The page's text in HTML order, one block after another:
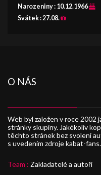
Narozeniny : 10.12.1966
Svátek :27.08.
O NÁS
Web byl založen v roce 2002
stránky skupiny. Jakékoliv
těchto stránek bez svolení
s uvedením zdroje kabat-
Team : Zakladatelé a autoři